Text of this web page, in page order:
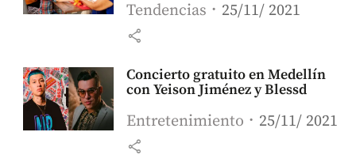
Tendencias 25/11/ 2021
share
Concierto gratuito en Medellín
con Yeison Jiménez y Blessd
Entretenimiento 25/11/ 2021
share